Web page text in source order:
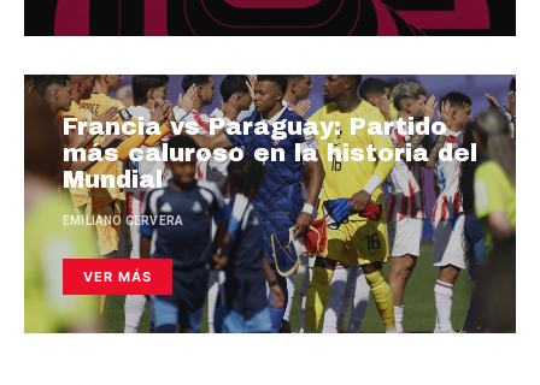
Francia vs Paraguay: Partido
más caluroso en la historia del
Mundial
EMILIANO CERVERA
VER MÁS